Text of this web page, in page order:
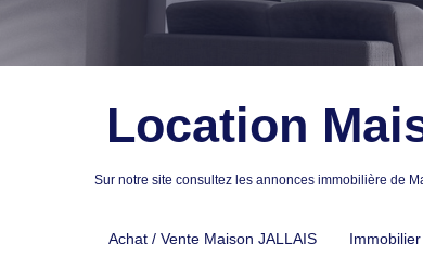
Location
Sur notre site consultez les annonces immobilière de
Achat / Vente Maison JALLAIS